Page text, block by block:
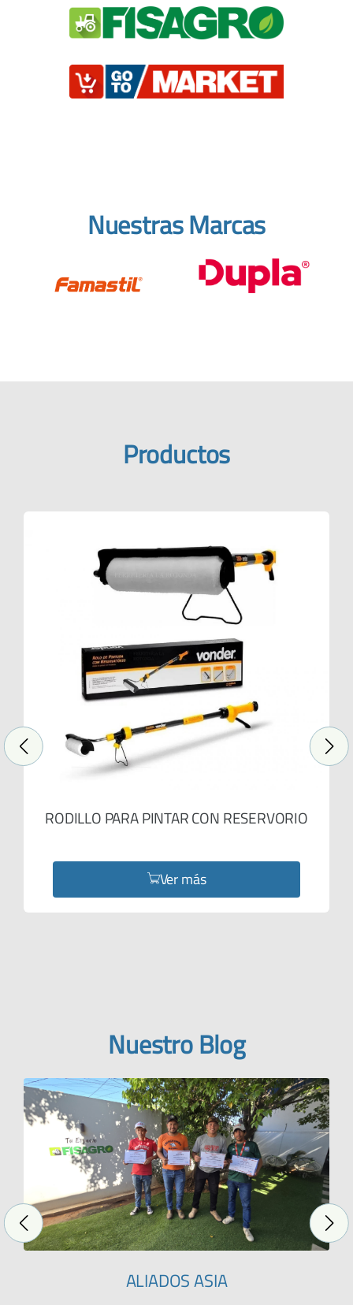
Nuestras Marcas
Productos
RODILLO PARA PINTAR CON RESERVORIO
Ver más
Nuestro Blog
ALIADOS ASIA